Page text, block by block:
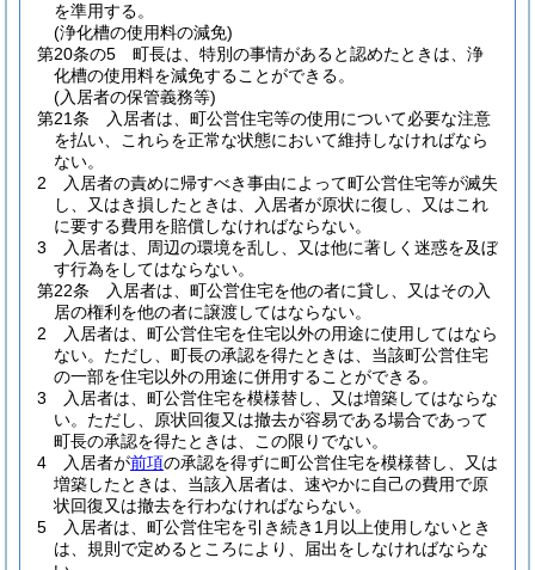
を準用する。
(浄化槽の使用料の減免)
第20条の5
町長は、特別の事情があると認めたときは、浄
化槽の使用料を減免することができる。
(入居者の保管義務等)
第21条
入居者は、町公営住宅等の使用について必要な注意
を払い、これらを正常な状態において維持しなければなら
ない。
2
入居者の責めに帰すべき事由によって町公営住宅等が滅失
し、又はき損したときは、入居者が原状に復し、又はこれ
に要する費用を賠償しなければならない。
3
入居者は、周辺の環境を乱し、又は他に著しく迷惑を及ぼ
す行為をしてはならない。
第22条
入居者は、町公営住宅を他の者に貸し、又はその入
居の権利を他の者に譲渡してはならない。
2
入居者は、町公営住宅を住宅以外の用途に使用してはなら
ない。 ただし、町長の承認を得たときは、当該町公営住宅
の一部を住宅以外の用途に併用することができる。
3
入居者は、町公営住宅を模様替し、又は増築してはならな
い。 ただし、原状回復又は撤去が容易である場合であって
町長の承認を得たときは、この限りでない。
4
入居者が前項の承認を得ずに町公営住宅を模様替し、又は
増築したときは、当該入居者は、速やかに自己の費用で原
状回復又は撤去を行わなければならない。
5
入居者は、町公営住宅を引き続き1月以上使用しないとき
は、規則で定めるところにより、届出をしなければならな